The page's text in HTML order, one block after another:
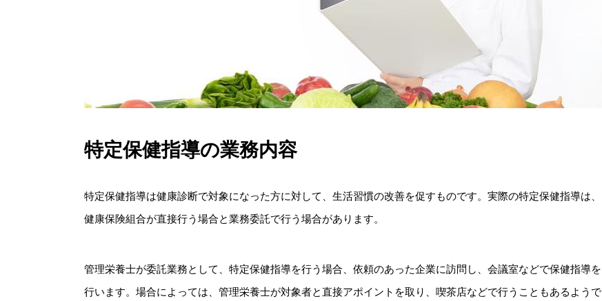
特定保健指導の業務内容
特定保健指導は健康診断で対象になった方に対して、生活習慣の改善を促すものです。実際の特定保健指導は、
健康保険組合が直接行う場合と業務委託で行う場合があります。
管理栄養士が委託業務として、特定保健指導を行う場合、依頼のあった企業に訪問し、会議室などで保健指導を
行います。場合によっては、管理栄養士が対象者と直接アポイントを取り、喫茶店などで行うこともあるようで